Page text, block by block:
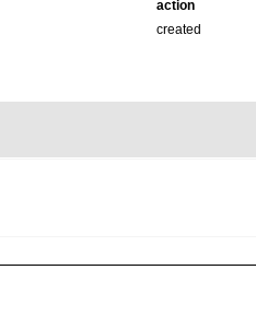
action
created